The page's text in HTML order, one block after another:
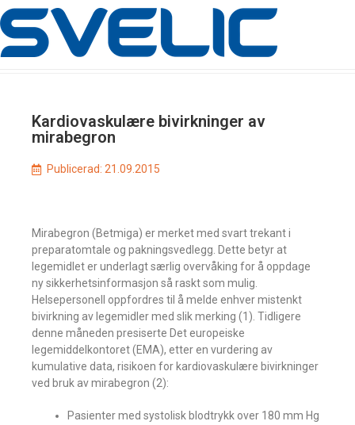
Kardiovaskulære bivirkninger av
mirabegron
Publicerad: 21.09.2015
Mirabegron (Betmiga) er merket med svart trekant i
preparatomtale og pakningsvedlegg. Dette betyr at
legemidlet er underlagt særlig overvåking for å oppdage
ny sikkerhetsinformasjon så raskt som mulig.
Helsepersonell oppfordres til å melde enhver mistenkt
bivirkning av legemidler med slik merking (1). Tidligere
denne måneden presiserte Det europeiske
legemiddelkontoret (EMA), etter en vurdering av
kumulative data, risikoen for kardiovaskulære bivirkninger
ved bruk av mirabegron (2):
Pasienter med systolisk blodtrykk over 180 mm Hg